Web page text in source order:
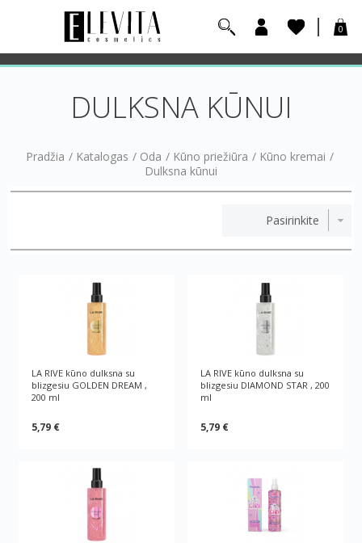
0
DULKSNA KŪNUI
Pradžia / Katalogas / Oda / Kūno priežiūra / Kūno kremai /
Dulksna kūnui
LA RIVE kūno dulksna su
blizgesiu GOLDEN DREAM ,
200 ml
5,79 €
LA RIVE kūno dulksna su
blizgesiu DIAMOND STAR , 200
ml
5,79 €